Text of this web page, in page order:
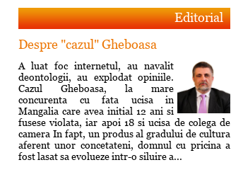
Editorial
Despre "cazul" Gheboasa
A luat foc internetul, au navalit
deontologii, au explodat opiniile.
Cazul Gheboasa, la mare
concurenta cu fata ucisa in
Mangalia care avea initial 12 ani si
fusese violata, iar apoi 18 si ucisa de colega de
camera In fapt, un produs al gradului de cultura
aferent unor concetateni, domnul cu pricina a
fost lasat sa evolueze intr-o siluire a...